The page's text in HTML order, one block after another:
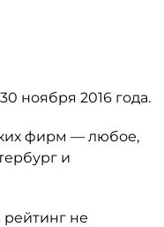
ноября 2016 года.
фирм — любое,
и
не